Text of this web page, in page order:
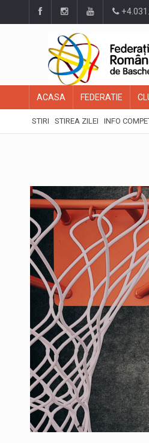
ACASA FEDERATIE
STIRI STIREA ZILEI INFO